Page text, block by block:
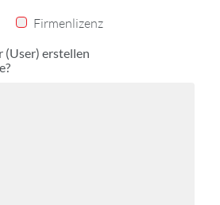
Firmenlizenz
erstellen